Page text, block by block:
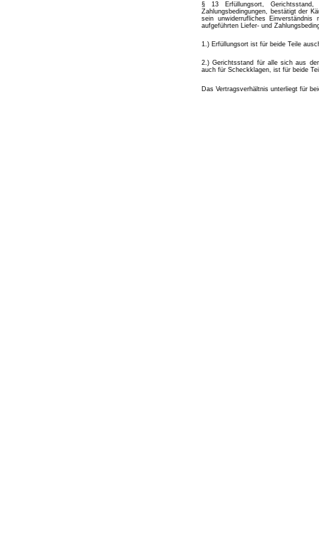
§ 13 Erfüllungsort,
Zahlungsbedingungen, bestätigt der
sein unwiderrufliches
aufgeführten Liefer- und
1.) Erfüllungsort ist für beide Teile
2.) Gerichtsstand für alle sich aus
auch für Scheckklagen, ist für beide
Das Vertragsverhältnis unterliegt für